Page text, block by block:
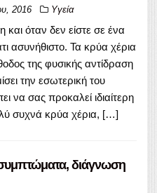
2016 Υγεία
όταν δεν είστε σε ένα
ασυνήθιστο. Τα κρύα χέρια
της φυσικής αντίδραση
την εσωτερική του
να σας προκαλεί ιδιαίτερη
συχνά κρύα χέρια, […]
συμπτώματα, διάγνωση